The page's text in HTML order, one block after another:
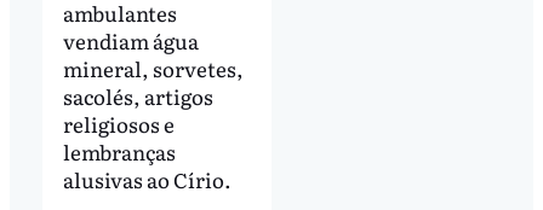
ambulantes
vendiam água
mineral, sorvetes,
sacolés, artigos
religiosos e
lembranças
alusivas ao Círio.